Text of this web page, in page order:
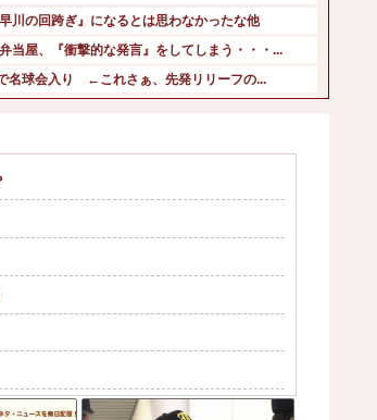
川の回跨ぎ』になるとは思わなかったな他
弁当屋、『衝撃的な発言』をしてしまう・・・...
名球会入り ←これさぁ、先発リリーフの...
本が密かに韓国からパクっているものがこち...